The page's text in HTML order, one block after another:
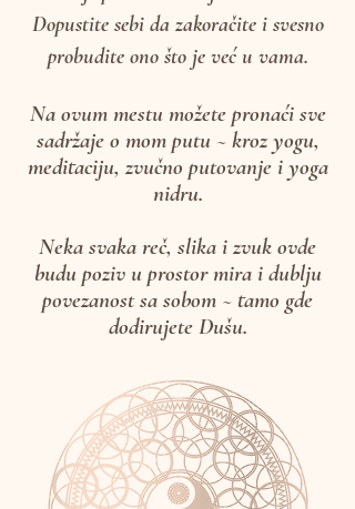
Ovo je put unutrašnje ravnoteže.
Dopustite sebi da zakoračite i svesno
probudite ono što je već u vama.
Naovummestumožete pronaći sve
sadržaje o mom putu ~ kroz yogu,
nidru.
Neka svaka reč, slika i zvuk ovde
budu poziv u prostor mira i dublju
povezanost sa sobom ~ tamo gde